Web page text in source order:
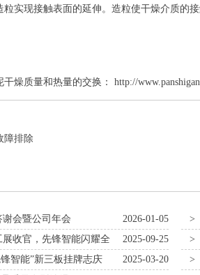
现接触表面的延伸。造粒使干燥介质的
燥质量和热量的交换： http://
障排除
2026-01-05
会暨公司年会
>
话
2025-09-25
收官，先锋智能闪耀全
>
2025-03-20
智能”新三板挂牌志庆
>